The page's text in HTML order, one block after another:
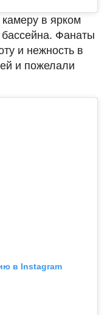
в ярком
Фанаты
и нежность в
и пожелали
в Instagram